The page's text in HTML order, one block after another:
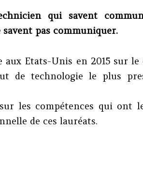
qui savent
pas communiquer.
aux Etats-Unis en 2015 sur le
de technologie le plus
les compétences qui ont
de ces lauréats.
– MIT et la compétence